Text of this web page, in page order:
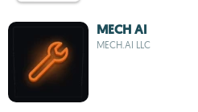
MECH AI
MECH.AI LLC